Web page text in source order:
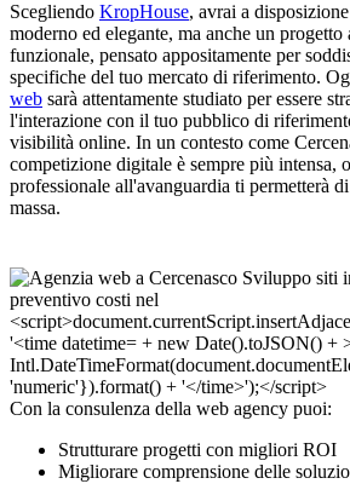
Scegliendo KropHouse, avrai a
moderno ed elegante, ma anche un progetto
funzionale, pensato appositamente per
specifiche del tuo mercato di riferimento.
web sarà attentamente studiato per essere
l'interazione con il tuo pubblico di
visibilità online. In un contesto come
competizione digitale è sempre più intensa,
professionale all'avanguardia ti permetterà
massa.
Con la consulenza della web agency puoi:
Strutturare progetti con migliori ROI
Migliorare comprensione delle